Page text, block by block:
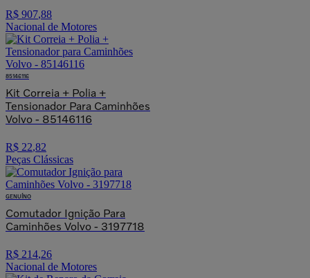
R$ 907,88
Nacional de Motores
85146116
Kit Correia + Polia +
Tensionador Para Caminhões
Volvo - 85146116
R$ 22,82
Peças Clássicas
GENUÍNO
Comutador Ignição Para
Caminhões Volvo - 3197718
R$ 214,26
Nacional de Motores